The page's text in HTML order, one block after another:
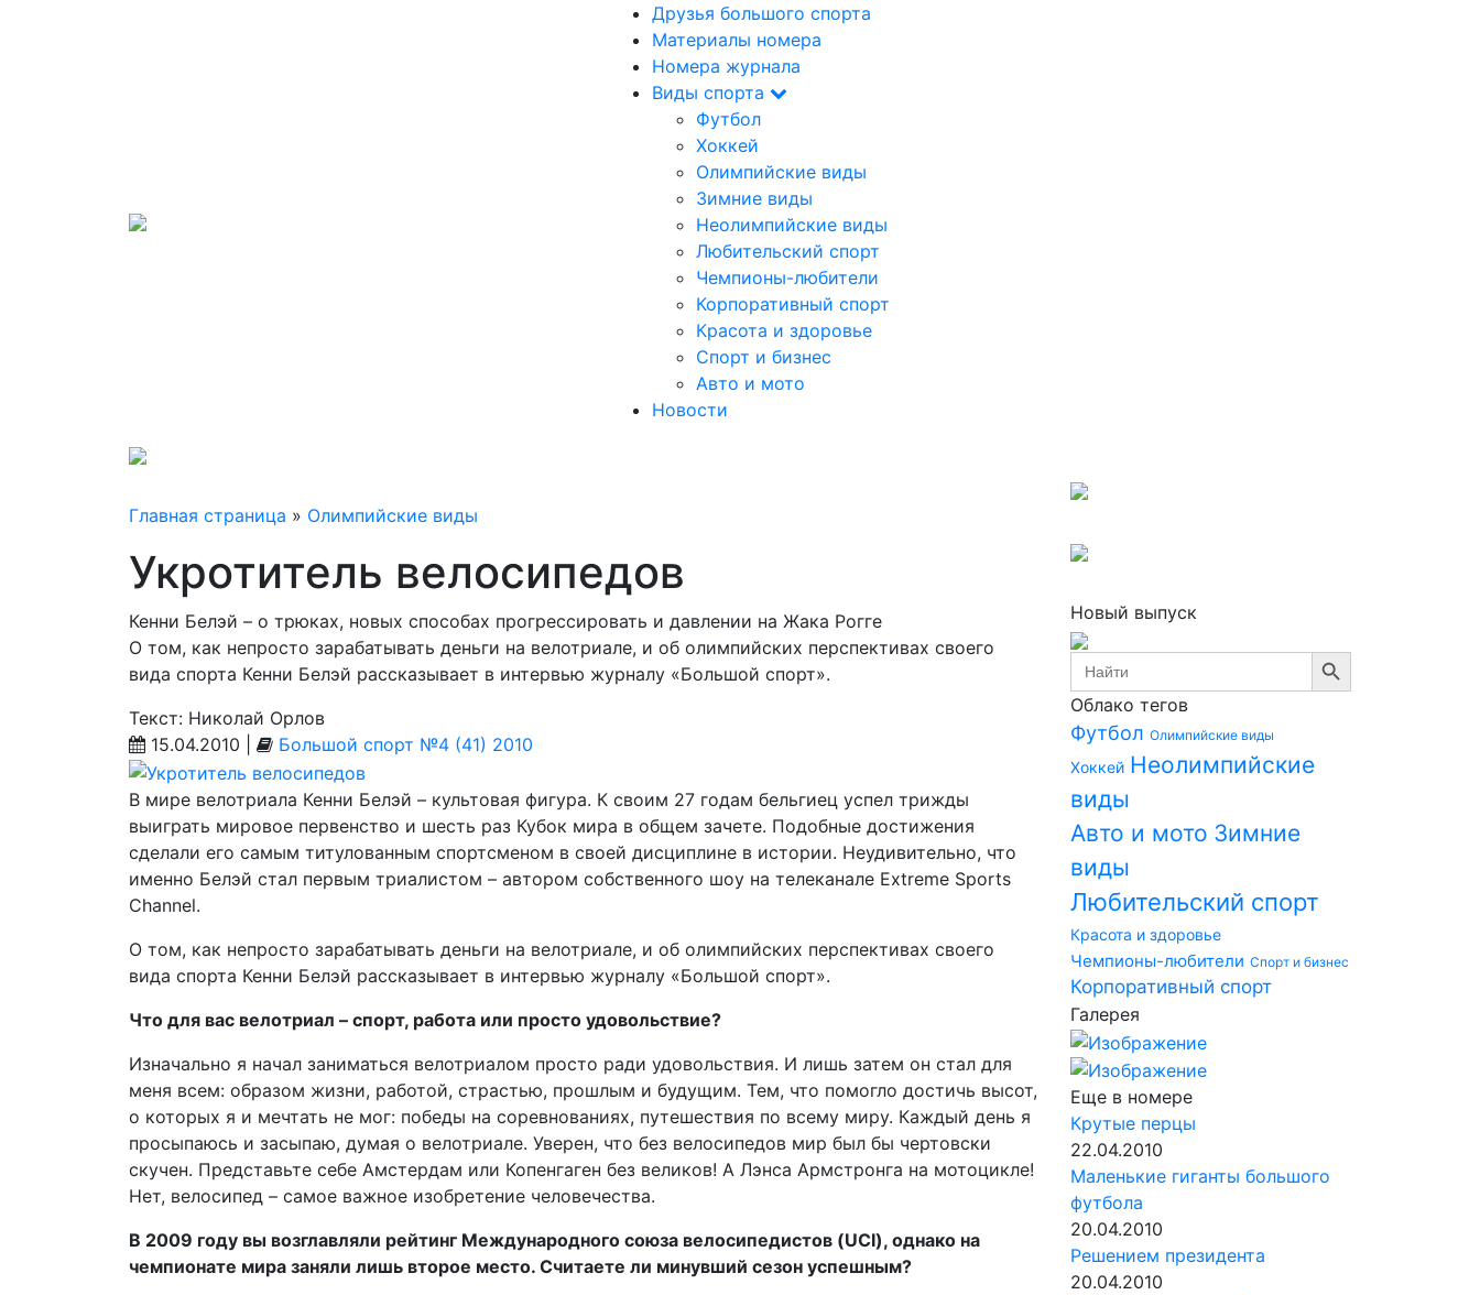
Друзья большого спорта
Материалы номера
Номера журнала
Виды спорта
Футбол
Хоккей
Олимпийские виды
Зимние виды
Неолимпийские виды
Любительский спорт
Чемпионы-любители
Корпоративный спорт
Красота и здоровье
Спорт и бизнес
Авто и мото
Новости
Главная страница » Олимпийские виды
Укротитель велосипедов
Кенни Белэй – о трюках, новых способах прогрессировать и давлении на Жака Рогге
О том, как непросто зарабатывать деньги на велотриале, и об олимпийских перспективах своего
вида спорта Кенни Белэй рассказывает в интервью журналу «Большой спорт».
Текст: Николай Орлов
15.04.2010 |
Большой спорт №4 (41) 2010
В мире велотриала Кенни Белэй – культовая фигура. К своим 27 годам бельгиец успел трижды
выиграть мировое первенство и шесть раз Кубок мира в общем зачете. Подобные достижения
сделали его самым титулованным спортсменом в своей дисциплине в истории. Неудивительно, что
именно Белэй стал первым триалистом – автором собственного шоу на телеканале Extreme Sports
Channel.
О том, как непросто зарабатывать деньги на велотриале, и об олимпийских перспективах своего
вида спорта Кенни Белэй рассказывает в интервью журналу «Большой спорт».
Что для вас велотриал – спорт, работа или просто удовольствие?
Изначально я начал заниматься велотри­алом просто ради удовольствия. И лишь затем он стал для
меня всем: образом жизни, работой, страстью, прошлым и будущим. Тем, что помогло достичь высот,
о которых я и мечтать не мог: победы на соревнованиях, путешествия по всему миру. Каждый день я
просыпаюсь и засыпаю, думая о велотриале. Уверен, что без велосипедов мир был бы чертовски
скучен. Представьте себе Амстердам или Копенгаген без великов! А Лэнса Армстронга на мотоцикле!
Нет, велосипед – самое важное изобретение человечества.
В 2009 году вы возглавляли рейтинг Международного союза велосипедистов (UCI), однако на
чемпи­онате мира заняли лишь второе место. Считаете ли минувший сезон успешным?
Новый выпуск
Search
for:
Search Button
Облако тегов
Футбол Олимпийские виды
Хоккей Неолимпийские
виды
Авто и мото Зимние
виды
Любительский спорт
Красота и здоровье
Чемпионы-любители Спорт и бизнес
Корпоративный спорт
Галерея
Еще в номере
Крутые перцы
22.04.2010
Маленькие гиганты большого
футбола
20.04.2010
Решением президента
20.04.2010